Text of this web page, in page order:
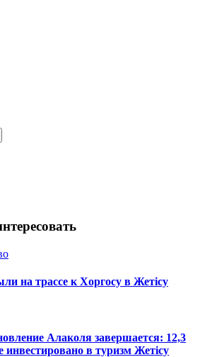
на трассе к Хоргосу в Жетісу
Алаколя завершается: 12,3
инвестировано в туризм Жетісу